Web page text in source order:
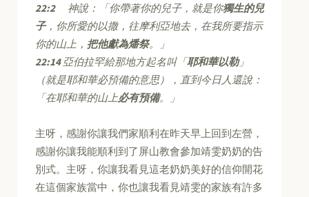
22:2
神說：「你帶著你的兒子，就是你獨生的兒
子，你所愛的以撒，往摩利亞地去，在我所要指示
你的山上， 把他獻為燔祭。」
22:14 亞伯拉罕給那地方起名叫「耶和華以勒」
（就是耶和華必預備的意思），直到今日人還說：
「在耶和華的山上必有預備。」
主呀，感謝你讓我們家順利在昨天早上回到左營，
感謝你讓我能順利到了屏山教會參加靖雯奶奶的告
別式。主呀，你讓我看見這老奶奶美好的信仰開花
在這個家族當中，你也讓我看見靖雯的家族有許多